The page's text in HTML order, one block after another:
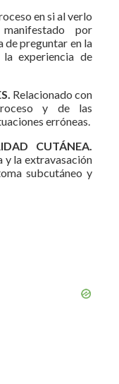
en si al verlo
por
de preguntar en la
experiencia de
Relacionado con
y de las
erróneas.
CUTÁNEA.
y la extravasación
subcutáneo y